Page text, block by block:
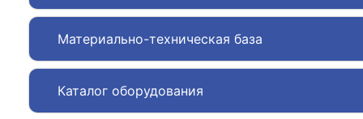
Материально-техническая база
Каталог оборудования